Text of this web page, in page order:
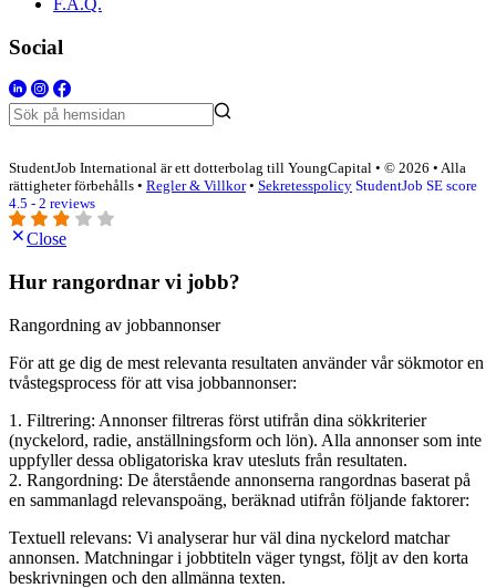
F.A.Q.
Social
StudentJob International är ett dotterbolag till YoungCapital • © 2026 • Alla
rättigheter förbehålls • Regler & Villkor• Sekretesspolicy StudentJob SE score
4.5 - 2 reviews
Close
Hur rangordnar vi jobb?
Rangordning av jobbannonser
För att ge dig de mest relevanta resultaten använder vår sökmotor en
tvåstegsprocess för att visa jobbannonser:
1. Filtrering: Annonser filtreras först utifrån dina sökkriterier
(nyckelord, radie, anställningsform och lön). Alla annonser som inte
uppfyller dessa obligatoriska krav utesluts från resultaten.
2. Rangordning: De återstående annonserna rangordnas baserat på
en sammanlagd relevanspoäng, beräknad utifrån följande faktorer:
Textuell relevans: Vi analyserar hur väl dina nyckelord matchar
annonsen. Matchningar i jobbtiteln väger tyngst, följt av den korta
beskrivningen och den allmänna texten.